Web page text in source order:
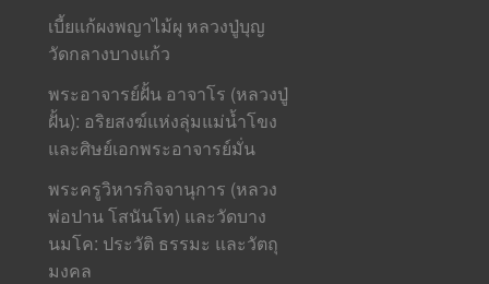
เบี้ยแก้ผงพญาไม้ผุ หลวงปู่บุญ
วัดกลางบางแก้ว
พระอาจารย์ฝั้น อาจาโร (หลวงปู่
ฝั้น): อริยสงฆ์แห่งลุ่มแม่น้ำโขง
และศิษย์เอกพระอาจารย์มั่น
พระครูวิหารกิจจานุการ (หลวง
พ่อปาน โสนันโท) และวัดบาง
นมโค: ประวัติ ธรรมะ และวัตถุ
มงคล